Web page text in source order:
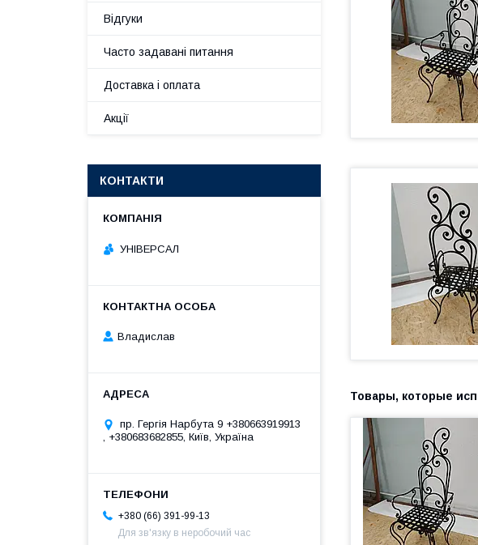
Відгуки
Часто задавані питання
Доставка і оплата
Акції
КОНТАКТИ
УНІВЕРСАЛ
Владислав
пр. Гергія Нарбута 9 +380663919913
, +380683682855, Київ, Україна
+380 (66) 391-99-13
Для зв'язку в неробочий час